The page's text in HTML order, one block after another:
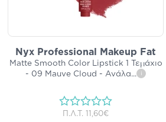
Nyx Professional Makeup Fat
Matte Smooth Color Lipstick 1 Τεμάχιο
- 09 Mauve Cloud - Ανάλα... i
Π.Λ.Τ. 11,60€